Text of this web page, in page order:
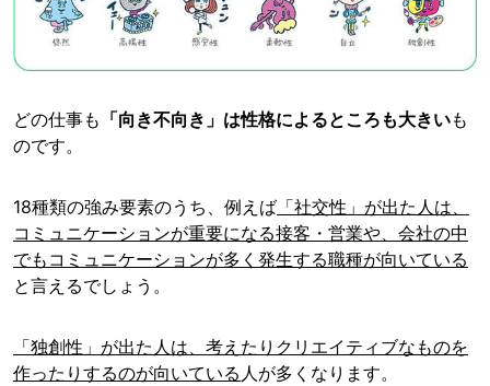
どの仕事も 「向き不向き」は性格によるところも大きいも
のです。
18種類の強み要素のうち、例えば 「社交性」が出た人は、
コミュニケーションが重要になる接客・営業や、会社の中
でもコミュニケーションが多く発生する職種が向いている
と言えるでしょう。
「独創性」が出た人は、考えたりクリエイティブなものを
作ったりするのが向いている 人が多くなります。